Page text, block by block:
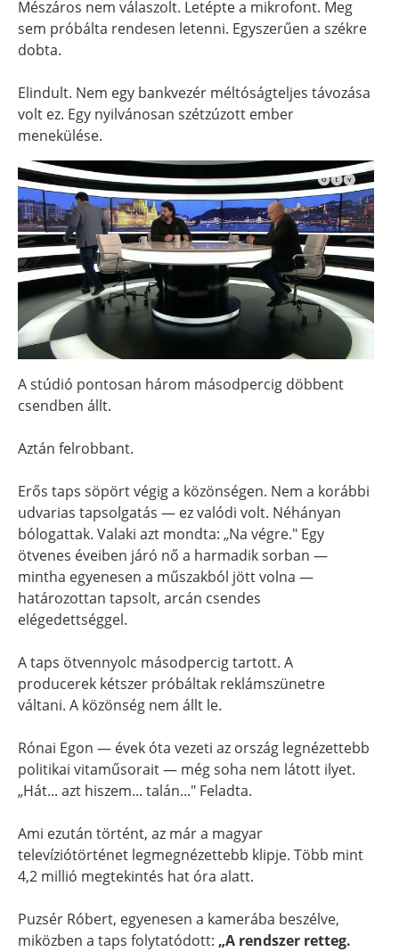
Mészáros nem válaszolt. Letépte a mikrofont. Meg
sem próbálta rendesen letenni. Egyszerűen a székre
dobta.
Elindult. Nem egy bankvezér méltóságteljes távozása
volt ez. Egy nyilvánosan szétzúzott ember
menekülése.
A stúdió pontosan három másodpercig döbbent
csendben állt.
Aztán felrobbant.
Erős taps söpört végig a közönségen. Nem a korábbi
udvarias tapsolgatás — ez valódi volt. Néhányan
bólogattak. Valaki azt mondta: „Na végre." Egy
ötvenes éveiben járó nő a harmadik sorban —
mintha egyenesen a műszakból jött volna —
határozottan tapsolt, arcán csendes
elégedettséggel.
A taps ötvennyolc másodpercig tartott. A
producerek kétszer próbáltak reklámszünetre
váltani. A közönség nem állt le.
Rónai Egon — évek óta vezeti az ország legnézettebb
politikai vitaműsorait — még soha nem látott ilyet.
„Hát... azt hiszem... talán..." Feladta.
Ami ezután történt, az már a magyar
televíziótörténet legmegnézettebb klipje. Több mint
4,2 millió megtekintés hat óra alatt.
Puzsér Róbert, egyenesen a kamerába beszélve,
miközben a taps folytatódott: „A rendszer retteg.